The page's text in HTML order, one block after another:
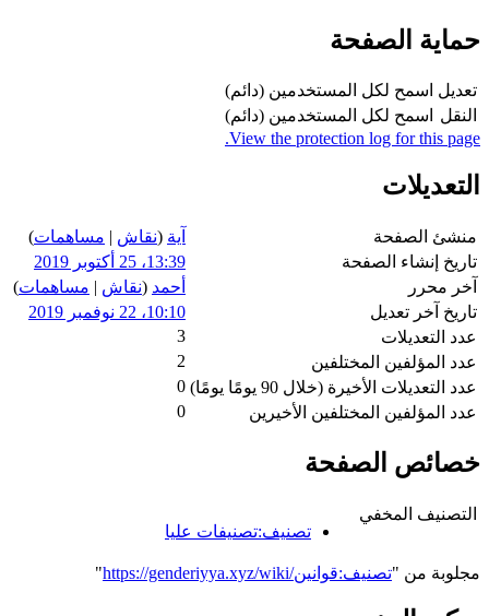
حماية الصفحة
تعديل اسمح لكل المستخدمين (دائم)
النقل
اسمح لكل المستخدمين (دائم)
View the protection log for this page.
التعديلات
منشئ الصفحة آية (نقاش | مساهمات)
تاريخ إنشاء الصفحة
13:39، 25 أكتوبر 2019
آخر محرر
أحمد (نقاش | مساهمات)
تاريخ آخر تعديل
10:10، 22 نوفمبر 2019
عدد التعديلات
3
عدد المؤلفين المختلفين
2
عدد التعديلات الأخيرة (خلال 90 يومًا يومًا)
0
عدد المؤلفين المختلفين الأخيرين
0
خصائص الصفحة
التصنيف المخفي
تصنيف:تصنيفات عليا
مجلوبة من "https://genderiyya.xyz/wiki/تصنيف:قوانين "